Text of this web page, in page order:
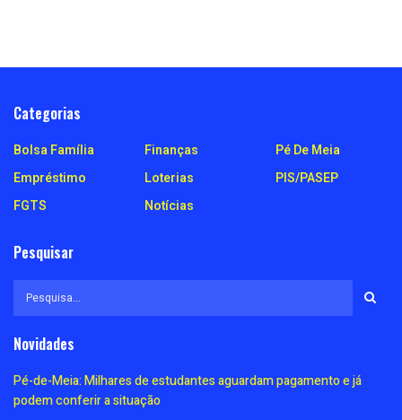
Categorias
Bolsa Família
Empréstimo
FGTS
Finanças
Loterias
Notícias
Pé De Meia
PIS/PASEP
Pesquisar
Novidades
Pé-de-Meia: Milhares de estudantes aguardam pagamento e já
podem conferir a situação